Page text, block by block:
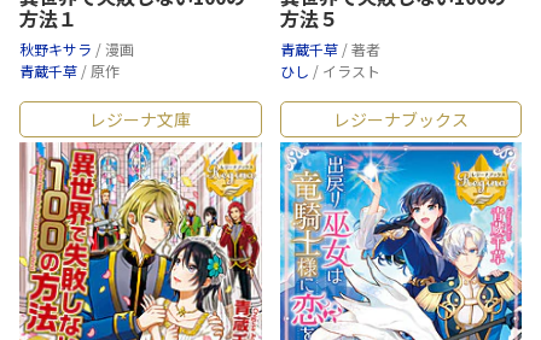
方法１
秋野キサラ / 漫画
青蔵千草 / 原作
方法５
青蔵千草 / 著者
ひし / イラスト
レジーナ文庫 レジーナブックス